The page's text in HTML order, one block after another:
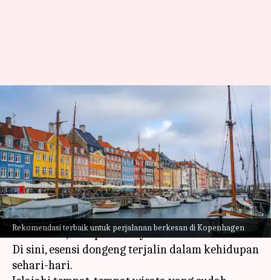
Rekomendasi terbaik untuk perjalanan berkesan di Kopenhagen
Temukan tempat-tempat
memesona yang kurang dikenal
di Kopenhagen
menulis Taufiq Al Jufri Apr 12, 2024 12:38 pm
Apa ceritanya
Di Kopenhagen, ibu kota Denmark yang
memesona, setiap sudutnya memiliki cerita.
Di sini, esensi dongeng terjalin dalam kehidupan
sehari-hari.